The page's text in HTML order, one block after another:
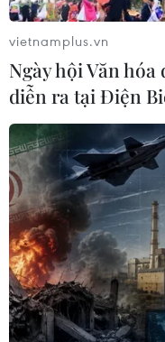
vietnamplus.vn
Ngày hội Văn
diễn ra tại Điện